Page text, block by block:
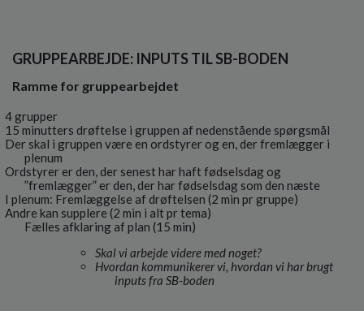
GRUPPEARBEJDE: INPUTS TIL SB-BODEN
Ramme for gruppearbejdet
4 grupper
15 minutters drøftelse i gruppen af nedenstående spørgsmål
Der skal i gruppen være en ordstyrer og en, der fremlægger i
plenum
Ordstyrer er den, der senest har haft fødselsdag og
”fremlægger” er den, der har fødselsdag som den næste
I plenum: Fremlæggelse af drøftelsen (2 min pr gruppe)
Andre kan supplere (2 min i alt pr tema)
Fælles afklaring af plan (15 min)
Skal vi arbejde videre med noget?
Hvordan kommunikerer vi, hvordan vi har brugt
inputs fra SB-boden